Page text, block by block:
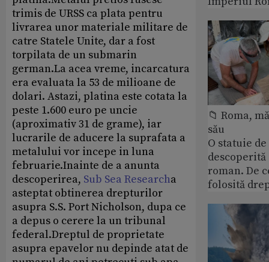
trimis de URSS ca plata pentru
livrarea unor materiale militare de
catre Statele Unite, dar a fost
torpilata de un submarin
german.La acea vreme, incarcatura
era evaluata la 53 de milioane de
dolari. Astazi, platina este cotata la
peste 1.600 euro pe uncie
(aproximativ 31 de grame), iar
lucrarile de aducere la suprafata a
metalului vor incepe in luna
februarie.Inainte de a anunta
descoperirea, Sub Sea Researcha
asteptat obtinerea drepturilor
asupra S.S. Port Nicholson, dupa ce
a depus o cerere la un tribunal
federal.Dreptul de proprietate
asupra epavelor nu depinde atat de
📁 Roma,
său
O statuie
roman. De
folosită